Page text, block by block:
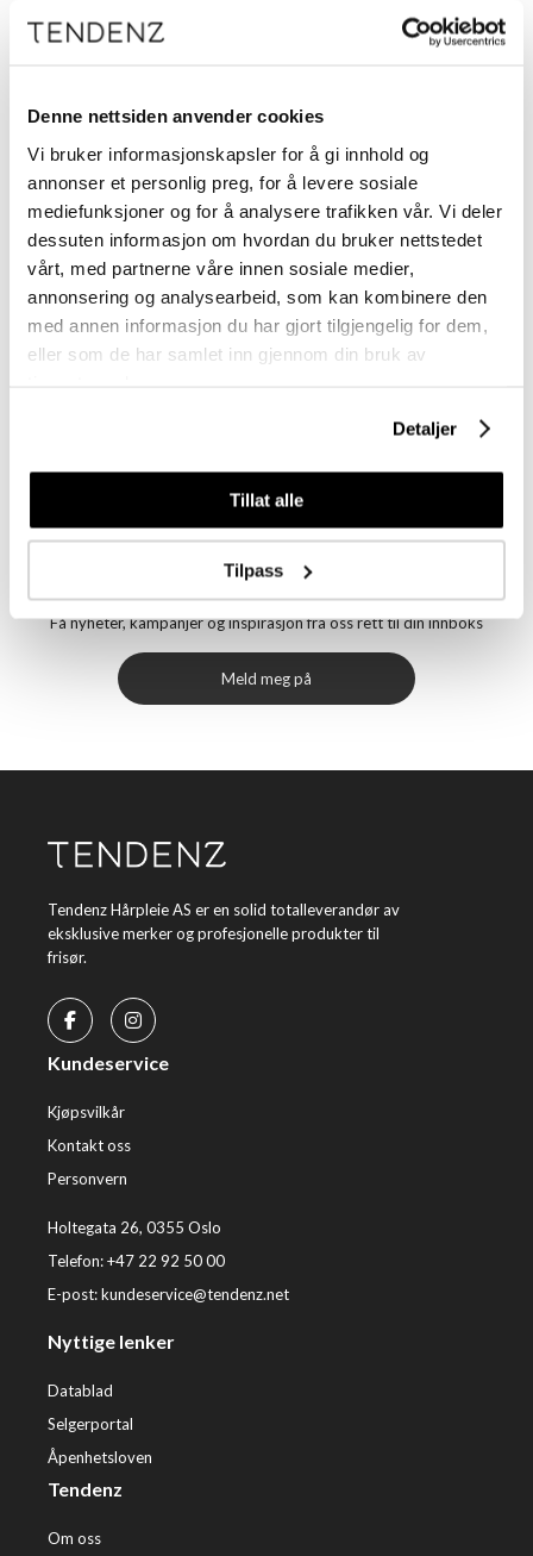
Denne nettsiden anvender cookies
Vi bruker informasjonskapsler for å gi innhold og
annonser et personlig preg, for å levere sosiale
mediefunksjoner og for å analysere trafikken vår. Vi deler
dessuten informasjon om hvordan du bruker nettstedet
vårt, med partnerne våre innen sosiale medier,
annonsering og analysearbeid, som kan kombinere den
med annen informasjon du har gjort tilgjengelig for dem,
eller som de har samlet inn gjennom din bruk av
Detaljer
Tillat alle
Tilpass
Krest
Krest Klippekam
Beuy Pro
Beuy Pro Klippekam
107
Meld deg på vårt nyhetsbrev
Få nyheter, kampanjer og inspirasjon fra oss rett til din innboks
Meld meg på
Tendenz Hårpleie AS er en solid totalleverandør av
eksklusive merker og profesjonelle produkter til
frisør.
Kundeservice
Kjøpsvilkår
Kontakt oss
Personvern
Holtegata 26, 0355 Oslo
Telefon: +47 22 92 50 00
E-post:kundeservice@tendenz.net
Nyttige lenker
Datablad
Selgerportal
Åpenhetsloven
Tendenz
Om oss